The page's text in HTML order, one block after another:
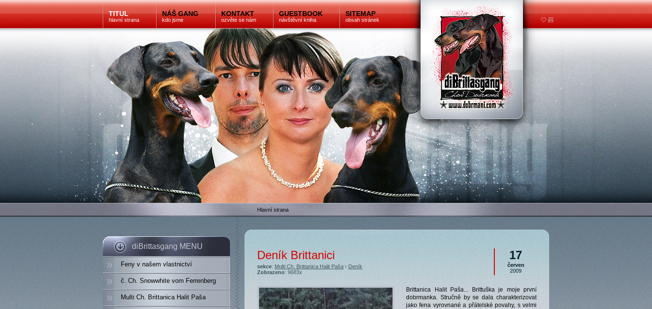
TITUL
hlavní strana
NÁŠ GANG
kdo jsme
KONTAKT
ozvěte se nám
GUESTBOOK
návštěvní kniha
SITEMAP
obsah stránek
diBrittasgang MENU
Feny v našem vlastnictví
č. Ch. Snowwhite vom Ferrenberg
Multi Ch. Brittanica Halit Paša
Hlavní strana
17
červen
2009
Deník Brittanici
sekce:Multi Ch. Brittanica Halit Paša›Deník
Zobrazeno: 9683x
Brittanica Halit Paša... Brittuška je moje první
dobrmanka. Stručně by se dala charakterizovat
jako fena vyrovnané a přátelské povahy, s velmi